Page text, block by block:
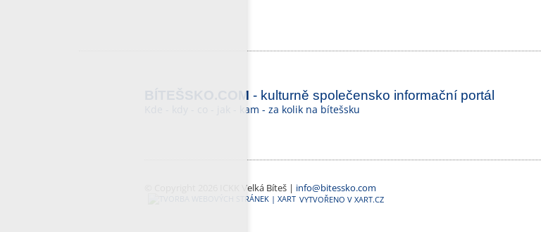
BÍTEŠSKO.COM - kulturně společensko informační portál
Kde - kdy - co - jak - kam - za kolik na bítešsku
© Copyright 2026 ICKK Velká Bíteš | info@bitessko.com
VYTVOŘENO V XART.CZ